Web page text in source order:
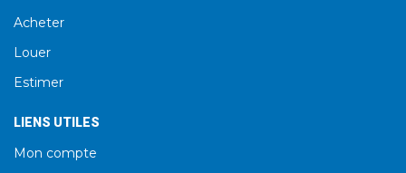
Acheter
Louer
Estimer
LIENS UTILES
Mon compte